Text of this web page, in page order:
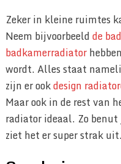
Zeker in kleine ruimtes
Neem bijvoorbeeldde
badkamerradiator
wordt. Alles staat
zijn er ookdesign
Maar ook in de rest van
radiator ideaal. Zo
ziet het er super strak uit.